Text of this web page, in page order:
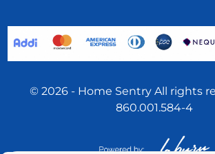
© 2026 - Home Sentry All rights
860.001.584-4